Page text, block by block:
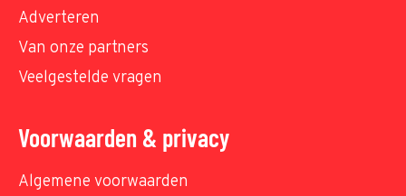
Adverteren
Van onze partners
Veelgestelde vragen
Voorwaarden & privacy
Algemene voorwaarden